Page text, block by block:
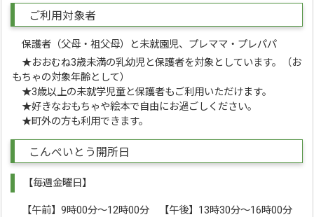
ご利用対象者
保護者（父母・祖父母）と未就園児、プレママ・プレパパ
★おおむね3歳未満の乳幼児と保護者を対象としています。（お
もちゃの対象年齢として）
★3歳以上の未就学児童と保護者もご利用いただけます。
★好きなおもちゃや絵本で自由にお過ごしください。
★町外の方も利用できます。
こんぺいとう開所日
【毎週金曜日】
【午前】9時00分～12時00分 【午後】13時30分～16時00分